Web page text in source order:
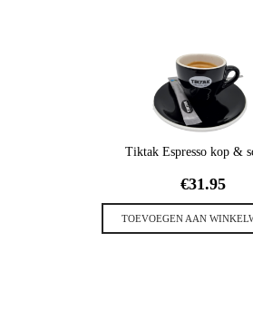
Tiktak Espresso kop &
€31.95
TOEVOEGEN AAN